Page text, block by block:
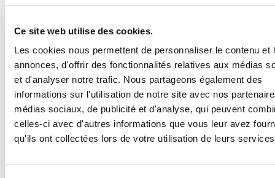
Ce site web utilise des cookies.
Les cookies nous permettent de personnaliser le contenu et
annonces, d'offrir des fonctionnalités relatives aux médias
et d'analyser notre trafic. Nous partageons également des
informations sur l'utilisation de notre site avec nos
médias sociaux, de publicité et d'analyse, qui peuvent
celles-ci avec d'autres informations que vous leur avez
qu'ils ont collectées lors de votre utilisation de leurs
Supports disponibles :
- Forex 2 mm (pvc expansé pour un panneau en
plastique standard, léger et résistant)
- Vitrophanie (autocollant à poser sur une vitre en
intérieur pour une visibilité de l'extérieur)
- PS Choc 1.5 mm (polystyrène rigide ultra résistant)